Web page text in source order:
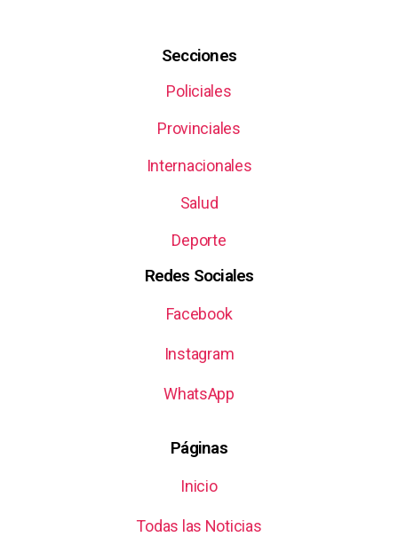
Secciones
Policiales
Provinciales
Internacionales
Salud
Deporte
Redes Sociales
Facebook
Instagram
WhatsApp
Páginas
Inicio
Todas las Noticias